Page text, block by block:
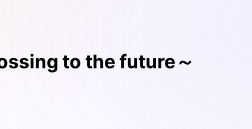
to the future～